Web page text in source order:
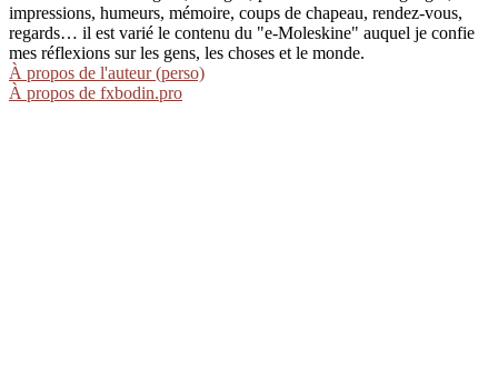
impressions, humeurs, mémoire, coups de chapeau, rendez-vous,
regards… il est varié le contenu du "e-Moleskine" auquel je confie
mes réflexions sur les gens, les choses et le monde.
À propos de l'auteur (perso)
À propos de fxbodin.pro